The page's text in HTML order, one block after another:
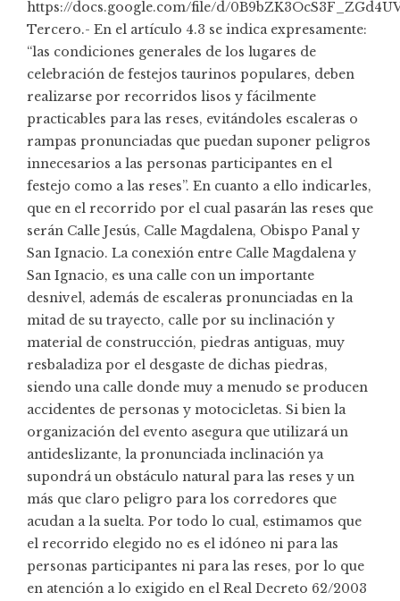
https://docs.google.com/file/d/
Tercero.- En el artículo 4.3 se indica expresamente:
“las condiciones generales de los lugares de
celebración de festejos taurinos populares, deben
realizarse por recorridos lisos y fácilmente
practicables para las reses, evitándoles escaleras o
rampas pronunciadas que puedan suponer peligros
innecesarios a las personas participantes en el
festejo como a las reses”. En cuanto a ello indicarles,
que en el recorrido por el cual pasarán las reses que
serán Calle Jesús, Calle Magdalena, Obispo Panal y
San Ignacio. La conexión entre Calle Magdalena y
San Ignacio, es una calle con un importante
desnivel, además de escaleras pronunciadas en la
mitad de su trayecto, calle por su inclinación y
material de construcción, piedras antiguas, muy
resbaladiza por el desgaste de dichas piedras,
siendo una calle donde muy a menudo se producen
accidentes de personas y motocicletas. Si bien la
organización del evento asegura que utilizará un
antideslizante, la pronunciada inclinación ya
supondrá un obstáculo natural para las reses y un
más que claro peligro para los corredores que
acudan a la suelta. Por todo lo cual, estimamos que
el recorrido elegido no es el idóneo ni para las
personas participantes ni para las reses, por lo que
en atención a lo exigido en el Real Decreto 62/2003